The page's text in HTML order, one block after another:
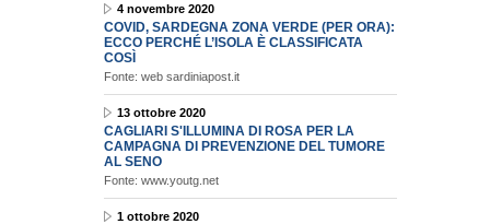
4 novembre 2020
COVID, SARDEGNA ZONA VERDE (PER ORA):
ECCO PERCHÉ L’ISOLA È CLASSIFICATA
COSÌ
Fonte: web sardiniapost.it
13 ottobre 2020
CAGLIARI S'ILLUMINA DI ROSA PER LA
CAMPAGNA DI PREVENZIONE DEL TUMORE
AL SENO
Fonte: www.youtg.net
1 ottobre 2020